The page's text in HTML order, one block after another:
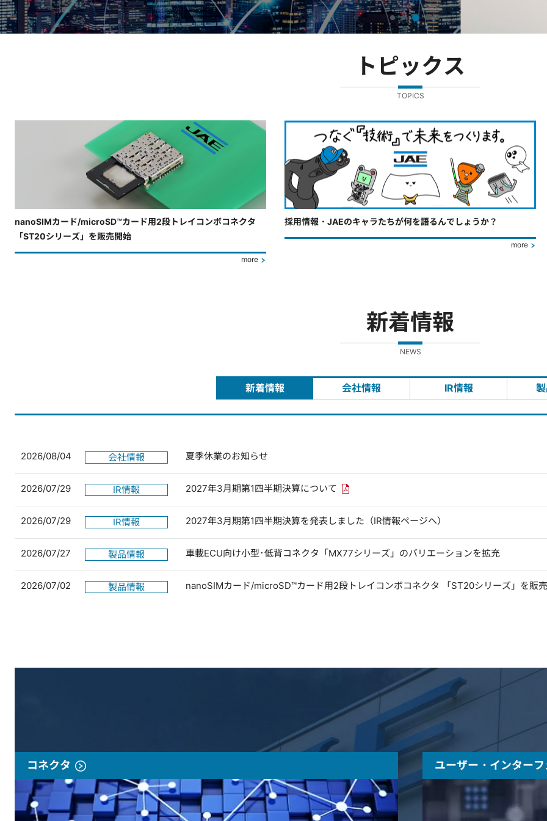
トピックス
TOPICS
nanoSIMカード/microSD™カード用2段トレイコンボコネクタ
「ST20シリーズ」を販売開始
more
採用情報・JAEのキャラたちが何を語るんでしょうか？
more
新着情報
NEWS
新着情報 会社情報 IR情報
2026/08/04 会社情報 夏季休業のお知らせ
2026/07/29 IR情報 2027年3月期第1四半期決算について PDFリンクを新しいウィンドウで開きます
2026/07/29 IR情報 2027年3月期第1四半期決算を発表しました（IR情報ページへ）
2026/07/27 製品情報 車載ECU向け小型･低背コネクタ「MX77シリーズ」のバリエーションを拡充
2026/07/02 製品情報 nanoSIMカード/microSD™カード用2段トレイコンボコネクタ 「ST20シリーズ」を販
コネクタ ユーザー・インター